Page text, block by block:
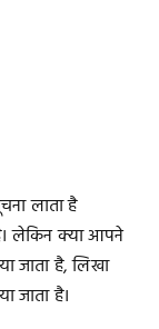
लाता है
लेकिन क्या आपने
जाता है, लिखा
जाता है।